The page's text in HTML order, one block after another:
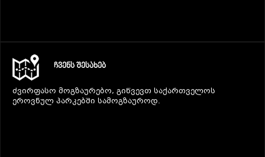
ᲩᲕᲔᲜᲡ ᲨᲔᲡᲐᲮᲔᲑ
ძვირფასო მოგზაურებო, გიწვევთ საქართველოს
ეროვნულ პარკებში სამოგზაუროდ.